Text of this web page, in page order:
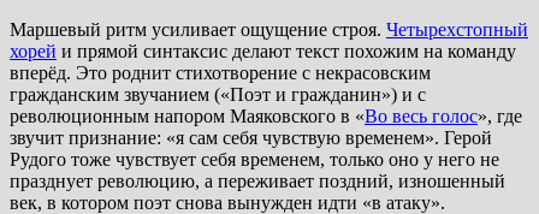
Маршевый ритм усиливает ощущение строя. Четырехстопный
хорей и прямой синтаксис делают текст похожим на команду
вперёд. Это роднит стихотворение с некрасовским
гражданским звучанием («Поэт и гражданин») и с
революционным напором Маяковского в «Во весь голос», где
звучит признание: «я сам себя чувствую временем». Герой
Рудого тоже чувствует себя временем, только оно у него не
празднует революцию, а переживает поздний, изношенный
век, в котором поэт снова вынужден идти «в атаку».